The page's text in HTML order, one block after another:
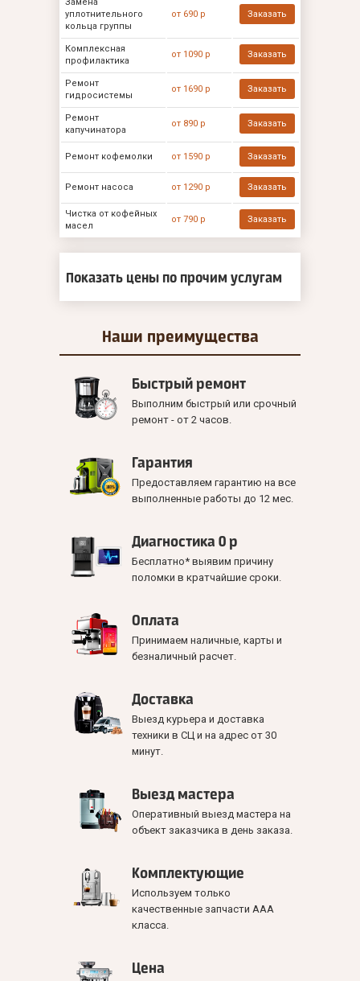
Замена
уплотнительного
кольца группы
от 690 р Заказать
Комплексная
профилактика
от 1090 р Заказать
Ремонт
гидросистемы
от 1690 р Заказать
Ремонт
капучинатора
от 890 р Заказать
Ремонт кофемолки от 1590 р Заказать
Ремонт насоса от 1290 р Заказать
Чистка от кофейных
масел
от 790 р Заказать
Показать цены по прочим услугам
Наши преимущества
Быстрый ремонт
Выполним быстрый или срочный
ремонт - от 2 часов.
Гарантия
Предоставляем гарантию на все
выполненные работы до 12 мес.
Диагностика 0 р
Бесплатно* выявим причину
поломки в кратчайшие сроки.
Оплата
Принимаем наличные, карты и
безналичный расчет.
Доставка
Выезд курьера и доставка
техники в СЦ и на адрес от 30
минут.
Выезд мастера
Оперативный выезд мастера на
объект заказчика в день заказа.
Комплектующие
Используем только
качественные запчасти ААА
класса.
Цена